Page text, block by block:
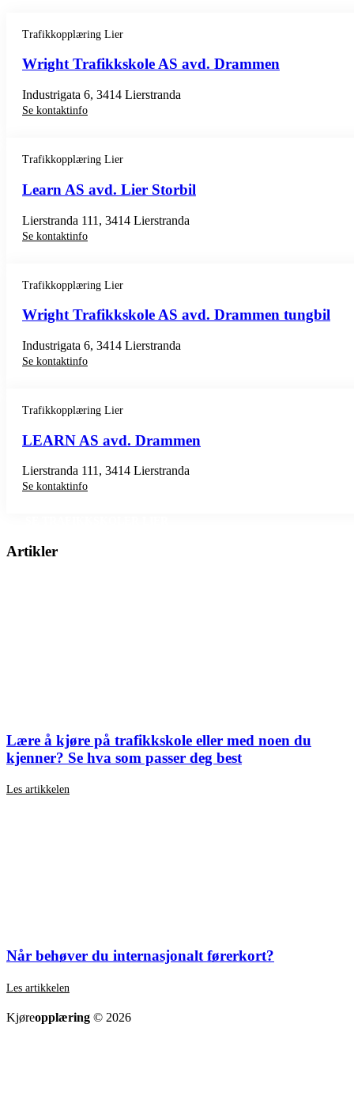
Trafikkopplæring Lier
Wright Trafikkskole AS avd. Drammen
Industrigata 6, 3414 Lierstranda
Se kontaktinfo
Trafikkopplæring Lier
Learn AS avd. Lier Storbil
Lierstranda 111, 3414 Lierstranda
Se kontaktinfo
Trafikkopplæring Lier
Wright Trafikkskole AS avd. Drammen tungbil
Industrigata 6, 3414 Lierstranda
Se kontaktinfo
Trafikkopplæring Lier
LEARN AS avd. Drammen
Lierstranda 111, 3414 Lierstranda
Se kontaktinfo
Artikler
Lære å kjøre på trafikkskole eller med noen du
kjenner? Se hva som passer deg best
Les artikkelen
Når behøver du internasjonalt førerkort?
Les artikkelen
Kjøreopplæring © 2026